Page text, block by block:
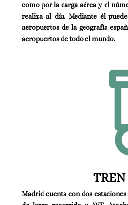
como por la carga aérea y el
realiza al día. Mediante él
aeropuertos de la geografía
aeropuertos de todo el mundo.
TREN
Madrid cuenta con dos